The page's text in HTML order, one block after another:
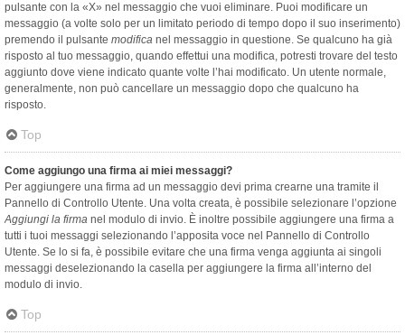
pulsante con la «X» nel messaggio che vuoi eliminare. Puoi modificare un
messaggio (a volte solo per un limitato periodo di tempo dopo il suo inserimento)
premendo il pulsante modifica nel messaggio in questione. Se qualcuno ha già
risposto al tuo messaggio, quando effettui una modifica, potresti trovare del testo
aggiunto dove viene indicato quante volte l’hai modificato. Un utente normale,
generalmente, non può cancellare un messaggio dopo che qualcuno ha
risposto.
Top
Come aggiungo una firma ai miei messaggi?
Per aggiungere una firma ad un messaggio devi prima crearne una tramite il
Pannello di Controllo Utente. Una volta creata, è possibile selezionare l’opzione
Aggiungi la firma nel modulo di invio. È inoltre possibile aggiungere una firma a
tutti i tuoi messaggi selezionando l’apposita voce nel Pannello di Controllo
Utente. Se lo si fa, è possibile evitare che una firma venga aggiunta ai singoli
messaggi deselezionando la casella per aggiungere la firma all’interno del
modulo di invio.
Top